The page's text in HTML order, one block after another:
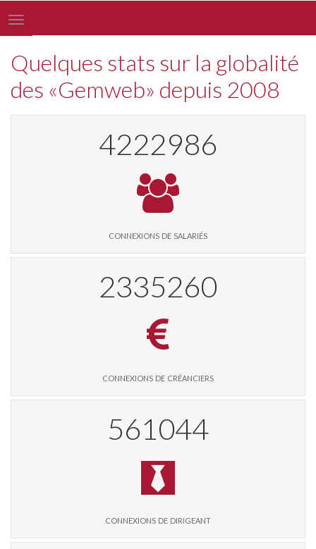
Toggle
navigation
Quelques stats sur la globalité
des «Gemweb» depuis 2008
4336867
connexions de salariés
2398235
connexions de créanciers
576174
connexions de dirigeant